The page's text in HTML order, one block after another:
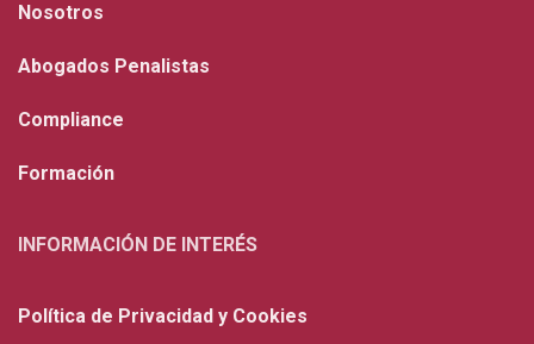
Nosotros
Abogados Penalistas
Compliance
Formación
INFORMACIÓN DE INTERÉS
Política de Privacidad y Cookies